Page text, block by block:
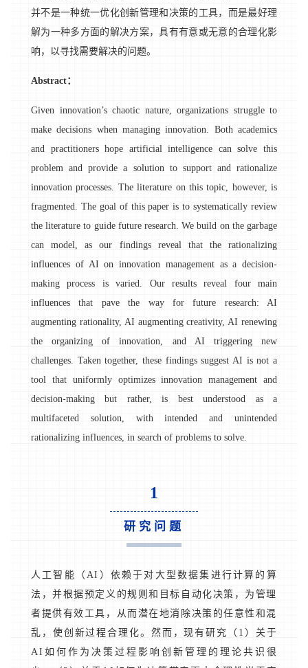
并不是一种统一优化创新管理和决策的工具，而是最好理
解为一种多方面的解决方案，具有有意或无意的合理化影
响，以寻找需要解决的问题。
Abstract：
Given innovation’s chaotic nature, organizations struggle to
make decisions when managing innovation. Both academics
and practitioners hope artificial intelligence can solve this
problem and provide a solution to support and rationalize
innovation processes. The literature on this topic, however, is
fragmented. The goal of this paper is to systematically review
the literature to guide future research. We build on the garbage
can model, as our findings reveal that the rationalizing
influences of AI on innovation management as a decision-
making process is varied. Our results reveal four main
influences that pave the way for future research: AI
augmenting rationality, AI augmenting creativity, AI renewing
the organizing of innovation, and AI triggering new
challenges. Taken together, these findings suggest AI is not a
tool that uniformly optimizes innovation management and
decision-making but rather, is best understood as a
multifaceted solution, with intended and unintended
rationalizing influences, in search of problems to solve.
1
研究问题
人工智能（AI）依赖于对大型数据集进行计算的算
法，并根据预定义的规则和目标自动化决策，为管理
者提供有效工具，从而潜在地消除决策的任意性和混
乱，使创新过程合理化。然而，现有研究（1）关于
AI如何作为决策过程影响创新管理的理论共识很